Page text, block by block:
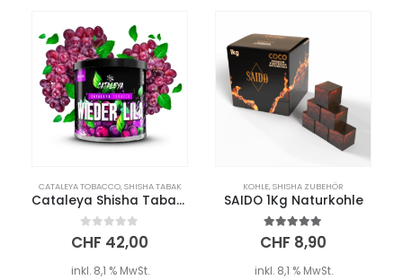
CATALEYA TOBACCO,SHISHA TABAK
Cataleya Shisha Tabak 200g – Wieder Lila
0 out of 5
CHF 42,00
inkl. 8,1 % MwSt.
KOHLE,SHISHA ZUBEHÖR
SAIDO 1Kg Naturkohle
5.00out of 5
CHF 8,90
inkl. 8,1 % MwSt.